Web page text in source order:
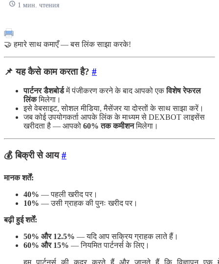
1 мин. чтения
🤝 हमारे साथ कमाएँ — बस लिंक साझा करके!
📌यह कैसे काम करता है? #
पार्टनर डैशबोर्डमें पंजीकरण करने के बाद आपको एकविशेष रेफरल
लिंकमिलेगा।
इसे वेबसाइट, सोशल मीडिया, मैसेंजर या दोस्तों के साथ साझा करें।
जब कोई उपयोगकर्ता आपके लिंक के माध्यम से DEXBOT लाइसेंस
खरीदता है — आपको 60% तक कमीशनमिलेगा।
💰बिक्री से आय #
मानक शर्तें:
40% — पहली खरीद पर।
10% — उसी ग्राहक की पुनः खरीद पर।
बढ़ी हुई शर्तें:
50% और 12.5% — यदि आप सक्रिय ग्राहक लाते हैं।
60% और 15% — नियमित पार्टनर्स के लिए।
हम पार्टनर्स की कदर करते हैं और जानते हैं कि विज्ञापन एक